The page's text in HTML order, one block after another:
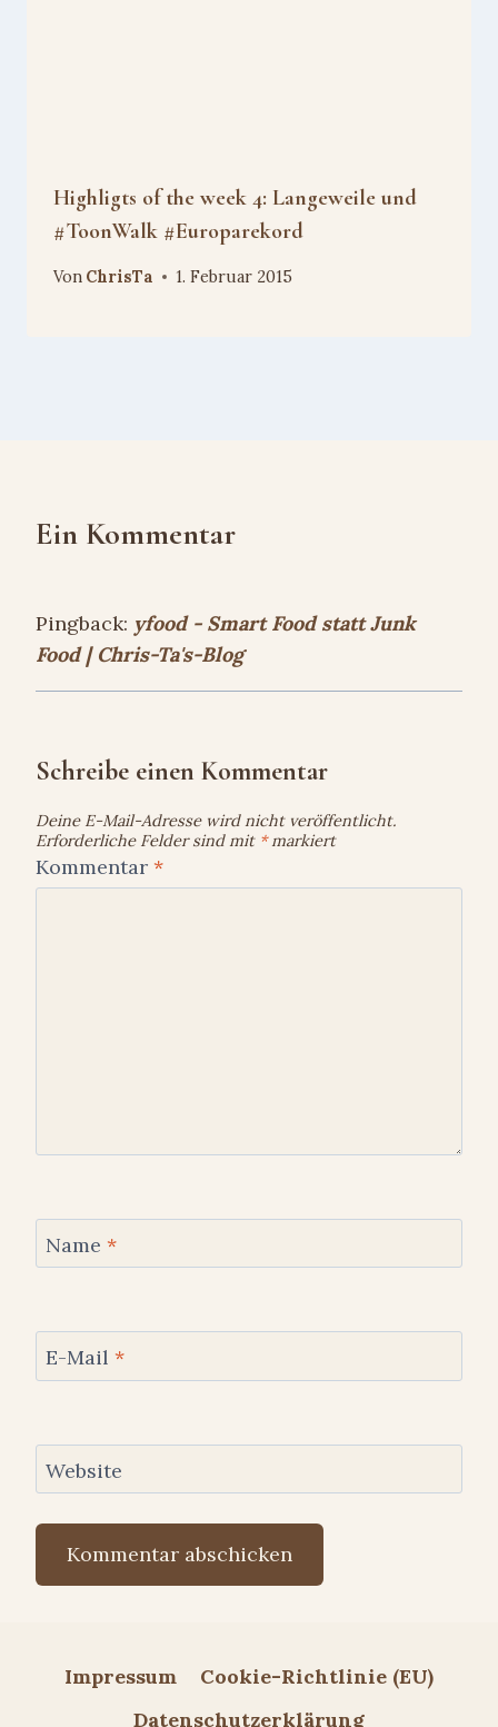
Highligts of the week 4: Langeweile und
#ToonWalk #Europarekord
Von ChrisTa 1. Februar 2015
Ein Kommentar
Pingback: yfood - Smart Food statt Junk
Food | Chris-Ta's-Blog
Schreibe einen Kommentar
Deine E-Mail-Adresse wird nicht veröffentlicht.
Erforderliche Felder sind mit *markiert
Kommentar *
Name *
E-Mail *
Website
Impressum
Cookie-Richtlinie (EU)
Datenschutzerklärung